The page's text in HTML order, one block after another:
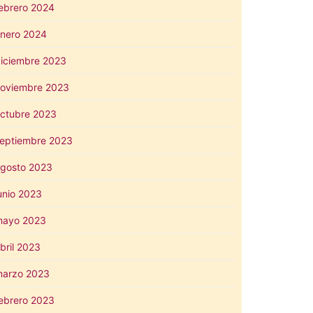
2024
2024
2023
2023
2023
2023
2023
2023
2023
2023
2023
2023